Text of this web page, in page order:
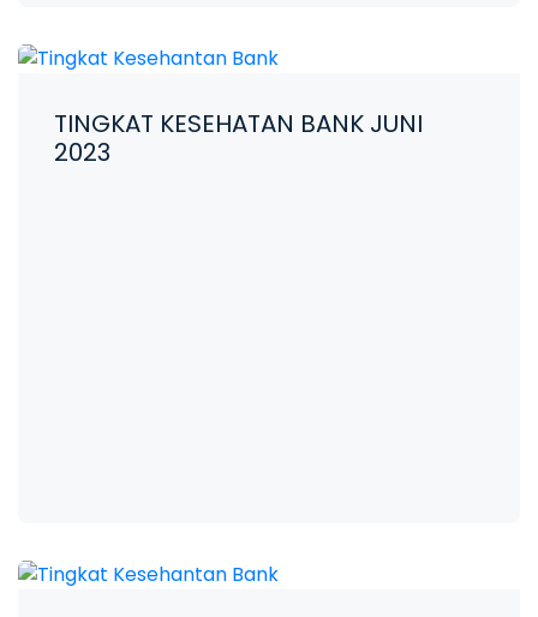
TINGKAT KESEHATAN BANK JUNI
2023